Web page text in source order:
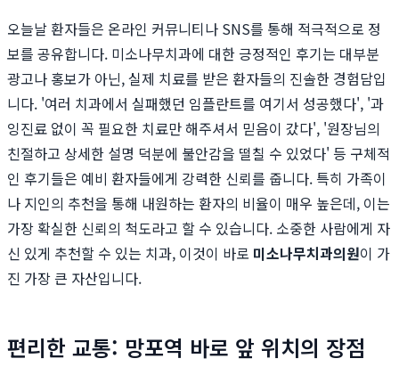
오늘날 환자들은 온라인 커뮤니티나 SNS를 통해 적극적으로 정
보를 공유합니다. 미소나무치과에 대한 긍정적인 후기는 대부분
광고나 홍보가 아닌, 실제 치료를 받은 환자들의 진솔한 경험담입
니다. '여러 치과에서 실패했던 임플란트를 여기서 성공했다', '과
잉진료 없이 꼭 필요한 치료만 해주셔서 믿음이 갔다', '원장님의
친절하고 상세한 설명 덕분에 불안감을 떨칠 수 있었다' 등 구체적
인 후기들은 예비 환자들에게 강력한 신뢰를 줍니다. 특히 가족이
나 지인의 추천을 통해 내원하는 환자의 비율이 매우 높은데, 이는
가장 확실한 신뢰의 척도라고 할 수 있습니다. 소중한 사람에게 자
신 있게 추천할 수 있는 치과, 이것이 바로 미소나무치과의원이 가
진 가장 큰 자산입니다.
편리한 교통: 망포역 바로 앞 위치의 장점